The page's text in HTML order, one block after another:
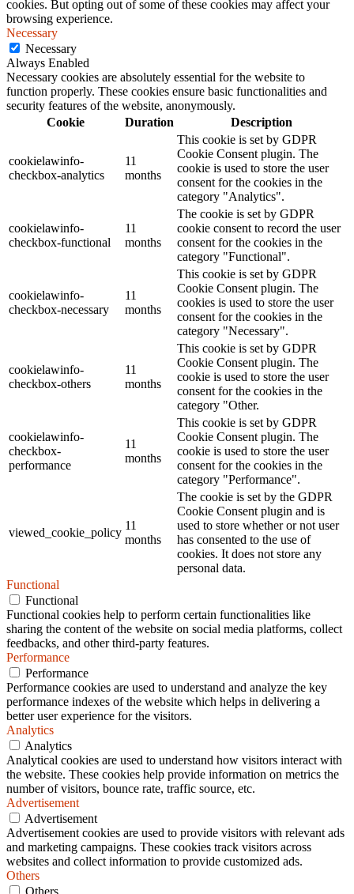
cookies. But opting out of some of these cookies may affect your
browsing experience.
Necessary
Necessary
Always Enabled
Necessary cookies are absolutely essential for the website to
function properly. These cookies ensure basic functionalities and
security features of the website, anonymously.
Cookie
Duration Description
cookielawinfo-
checkbox-analytics
11
months
This cookie is set by GDPR
Cookie Consent plugin. The
cookie is used to store the user
consent for the cookies in the
category "Analytics".
cookielawinfo-
checkbox-functional
11
months
The cookie is set by GDPR
cookie consent to record the user
consent for the cookies in the
category "Functional".
cookielawinfo-
checkbox-necessary
11
months
This cookie is set by GDPR
Cookie Consent plugin. The
cookies is used to store the user
consent for the cookies in the
category "Necessary".
cookielawinfo-
checkbox-others
11
months
This cookie is set by GDPR
Cookie Consent plugin. The
cookie is used to store the user
consent for the cookies in the
category "Other.
cookielawinfo-
checkbox-
performance
11
months
This cookie is set by GDPR
Cookie Consent plugin. The
cookie is used to store the user
consent for the cookies in the
category "Performance".
viewed_cookie_policy
11
months
The cookie is set by the GDPR
Cookie Consent plugin and is
used to store whether or not user
has consented to the use of
cookies. It does not store any
personal data.
Functional
Functional
Functional cookies help to perform certain functionalities like
sharing the content of the website on social media platforms, collect
feedbacks, and other third-party features.
Performance
Performance
Performance cookies are used to understand and analyze the key
performance indexes of the website which helps in delivering a
better user experience for the visitors.
Analytics
Analytics
Analytical cookies are used to understand how visitors interact with
the website. These cookies help provide information on metrics the
number of visitors, bounce rate, traffic source, etc.
Advertisement
Advertisement
Advertisement cookies are used to provide visitors with relevant ads
and marketing campaigns. These cookies track visitors across
websites and collect information to provide customized ads.
Others
Others